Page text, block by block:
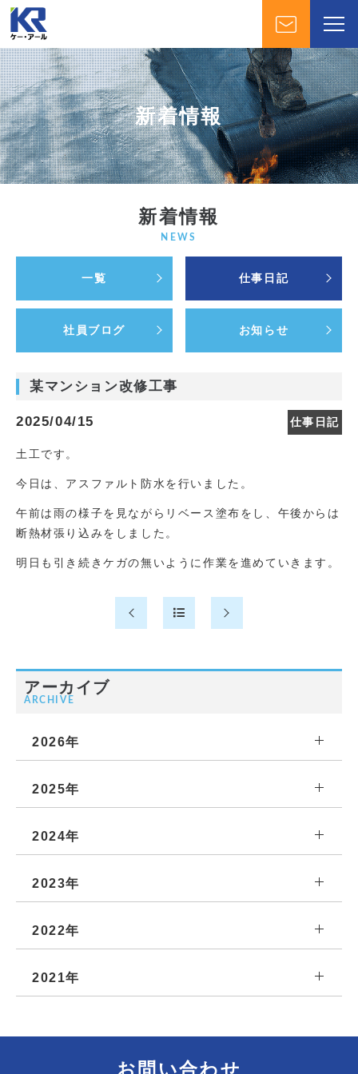
新着情報
新着情報
NEWS
一覧 仕事日記
社員ブログ お知らせ
某マンション改修工事
2025/04/15 仕事日記
土工です。
今日は、アスファルト防水を行いました。
午前は雨の様子を見ながらリベース塗布をし、午後からは
断熱材張り込みをしました。
明日も引き続きケガの無いように作業を進めていきます。
アーカイブ
ARCHIVE
2026年
2025年
2024年
2023年
2022年
2021年
お問い合わせ